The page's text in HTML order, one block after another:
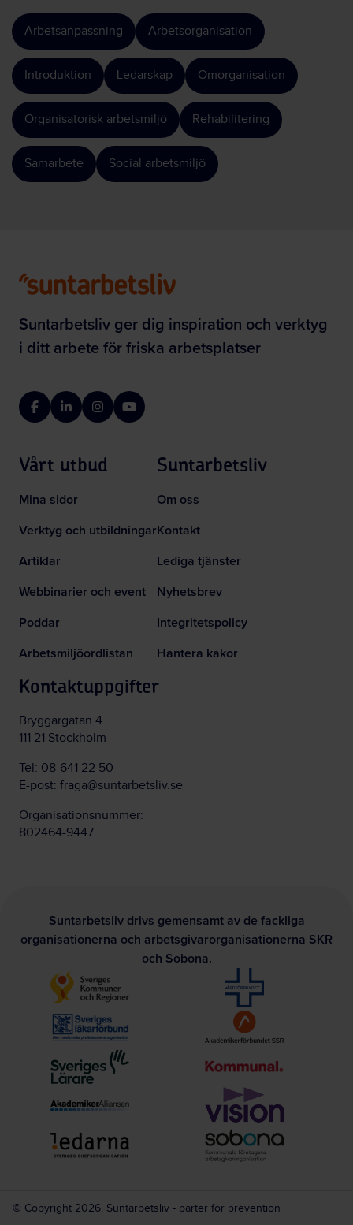
Arbetsanpassning Arbetsorganisation
Introduktion Ledarskap Omorganisation
Organisatorisk arbetsmiljö Rehabilitering
Samarbete Social arbetsmiljö
Suntarbetsliv ger dig inspiration och verktyg
i ditt arbete för friska arbetsplatser
FacebookLinkedInInstagramYouTube
Vårt utbud
Mina sidor
Verktyg och utbildningar
Artiklar
Webbinarier och event
Poddar
Arbetsmiljöordlistan
Suntarbetsliv
Om oss
Kontakt
Lediga tjänster
Nyhetsbrev
Integritetspolicy
Hantera kakor
Kontaktuppgifter
Bryggargatan 4
111 21 Stockholm
Tel: 08-641 22 50
E-post: fraga@suntarbetsliv.se
Organisationsnummer:
802464-9447
Suntarbetsliv drivs gemensamt av de fackliga
organisationerna och arbetsgivarorganisationerna SKR
och Sobona.
© Copyright 2026, Suntarbetsliv - parter för prevention